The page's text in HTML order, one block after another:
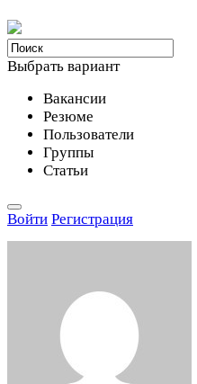
Выбрать вариант
Вакансии
Резюме
Пользователи
Группы
Статьи
Войти Регистрация